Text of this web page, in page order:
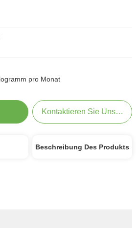
1200000 Kilogramm/Kilogramm pro Monat
Kontaktieren Sie Uns Jetzt
Beschreibung Des Produkts